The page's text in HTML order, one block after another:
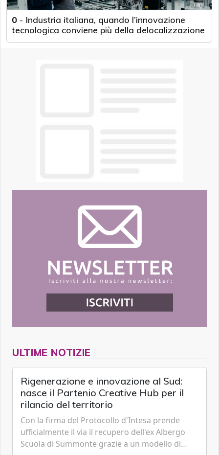
0 - Industria italiana, quando l’innovazione
tecnologica conviene più della delocalizzazione
ULTIME NOTIZIE
Rigenerazione e innovazione al Sud:
nasce il Partenio Creative Hub per il
rilancio del territorio
Con la firma del Protocollo d'Intesa prende
ufficialmente il via il recupero dell'ex Albergo
Scuola di Summonte grazie a un modello di